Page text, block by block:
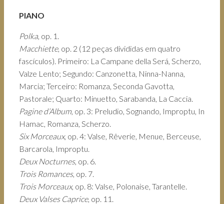
PIANO
Polka, op. 1.
Macchiette, op. 2 (12 peças divididas em quatro
fascículos). Primeiro: La Campane della Será, Scherzo,
Valze Lento; Segundo: Canzonetta, Ninna-Nanna,
Marcia; Terceiro: Romanza, Seconda Gavotta,
Pastorale; Quarto: Minuetto, Sarabanda, La Caccia.
Pagine d’Album, op. 3: Preludio, Sognando, Improptu, In
Hamac, Romanza, Scherzo.
Six Morceaux, op. 4: Valse, Rêverie, Menue, Berceuse,
Barcarola, Improptu.
Deux Nocturnes, op. 6.
Trois Romances, op. 7.
Trois Morceaux, op. 8: Valse, Polonaise, Tarantelle.
Deux Valses Caprice, op. 11.